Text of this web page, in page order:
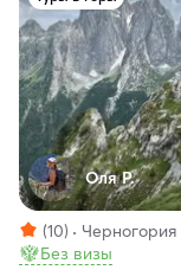
Оля Р.
(10)
Черногория
Без визы